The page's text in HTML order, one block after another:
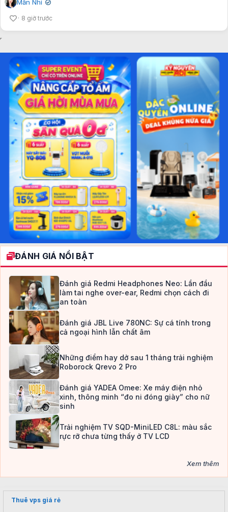
Mẫn Nhi ✔
8 giờ trước
ĐÁNH GIÁ NỔI BẬT
Đánh giá Redmi Headphones Neo: Lần đầu
làm tai nghe over-ear, Redmi chọn cách đi
an toàn
Đánh giá JBL Live 780NC: Sự cá tính trong
cả ngoại hình lẫn chất âm
Những điểm hay dở sau 1 tháng trải nghiệm
Roborock Qrevo 2 Pro
Đánh giá YADEA Omee: Xe máy điện nhỏ
xinh, thông minh “đo ni đóng giày” cho nữ
sinh
Trải nghiệm TV SQD-MiniLED C8L: màu sắc
rực rỡ chưa từng thấy ở TV LCD
Xem thêm
Thuê vps giá rẻ